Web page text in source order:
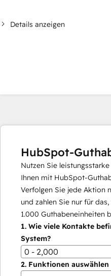
Details anzeigen
HubSpot-
Nutzen Sie
Ihnen mit HubSpot-
Verfolgen Sie jede Aktion
und zahlen Sie nur für
1.000 Guthabeneinheiten
1. Wie viele Kontakte
System?
0 - 2,000
2. Funktionen auswählen